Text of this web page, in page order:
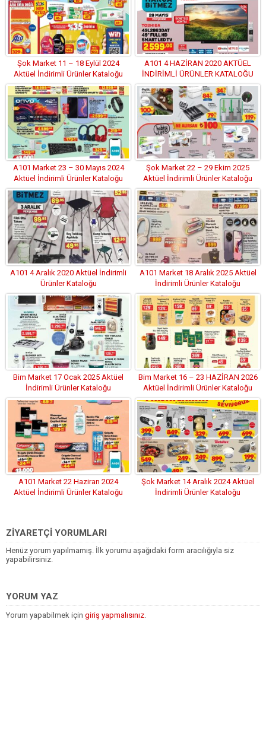
Şok Market 11 – 18 Eylül 2024
Aktüel İndirimli Ürünler Kataloğu
A101 4 HAZİRAN 2020 AKTÜEL
İNDİRİMLİ ÜRÜNLER KATALOĞU
A101 Market 23 – 30 Mayıs 2024
Aktüel İndirimli Ürünler Kataloğu
Şok Market 22 – 29 Ekim 2025
Aktüel İndirimli Ürünler Kataloğu
A101 4 Aralık 2020 Aktüel İndirimli
Ürünler Kataloğu
A101 Market 18 Aralık 2025 Aktüel
İndirimli Ürünler Kataloğu
Bim Market 17 Ocak 2025 Aktüel
İndirimli Ürünler Kataloğu
Bim Market 16 – 23 HAZİRAN 2026
Aktüel İndirimli Ürünler Kataloğu
A101 Market 22 Haziran 2024
Aktüel İndirimli Ürünler Kataloğu
Şok Market 14 Aralık 2024 Aktüel
İndirimli Ürünler Kataloğu
ZİYARETÇİ YORUMLARI
Henüz yorum yapılmamış. İlk yorumu aşağıdaki form aracılığıyla siz
yapabilirsiniz.
YORUM YAZ
Yorum yapabilmek için giriş yapmalısınız.